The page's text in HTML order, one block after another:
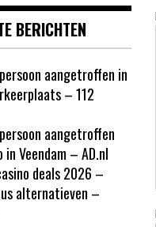
BERICHTEN
aangetroffen in
– 112
aangetroffen
in Veendam – AD.nl
deals 2026 –
alternatieven –